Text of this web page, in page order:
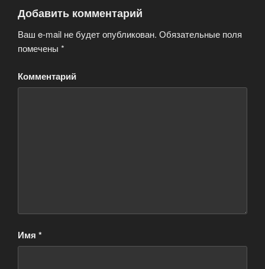
Добавить комментарий
Ваш e-mail не будет опубликован. Обязательные поля
помечены *
Комментарий
Имя *